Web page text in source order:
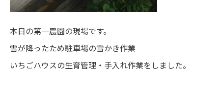
本日の第一農園の現場です。
雪が降ったため駐車場の雪かき作業
いちごハウスの生育管理・手入れ作業をしました。